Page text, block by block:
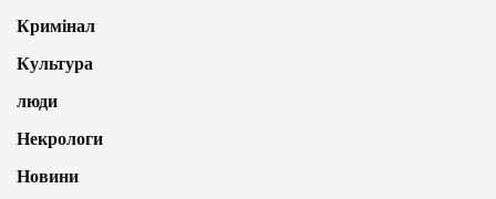
Кримінал
Культура
люди
Некрологи
Новини